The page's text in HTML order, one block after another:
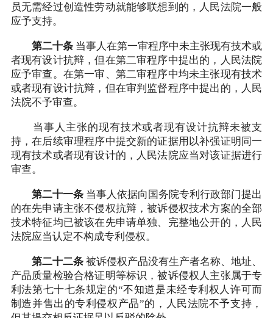
员无需经过创造性劳动就能够联想到的，人民法院一般
应予支持。
第二十条当事人在第一审程序中未主张现有技术或
者现有设计抗辩，但在第二审程序中提出的，人民法院
应予审查。在第一审、第二审程序中均未主张现有技术
或者现有设计抗辩，但在审判监督程序中提出的，人民
法院不予审查。
当事人主张的现有技术或者现有设计抗辩未被支
持，在后续审理程序中提交新的证据用以补强证明同一
现有技术或者现有设计的，人民法院应当对该证据进行
审查。
第二十一条当事人依据向国务院专利行政部门提出
的在先申请主张不侵权抗辩，被诉侵权技术方案的全部
技术特征均已被该在先申请单独、完整地公开的，人民
法院应当认定不构成专利侵权。
第二十二条被诉侵权产品没有生产者名称、地址、
产品质量检验合格证明等标识，被诉侵权人主张属于专
利法第七十七条规定的“不知道是未经专利权人许可而
制造并售出的专利侵权产品”的，人民法院不予支持，